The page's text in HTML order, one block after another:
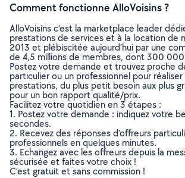
Comment fonctionne AlloVoisins ?
AlloVoisins c’est la marketplace leader
prestations de services et à la location de
2013 et plébiscitée aujourd’hui par une
de 4,5 millions de membres, dont 300
Postez votre demande et trouvez proche
particulier ou un professionnel pour
prestations, du plus petit besoin aux plus
pour un bon rapport qualité/prix.
Facilitez votre quotidien en 3 étapes :
1. Postez votre demande : indiquez votre
secondes.
2. Recevez des réponses d’offreurs
professionnels en quelques minutes.
3. Echangez avec les offreurs depuis la
sécurisée et faites votre choix !
C’est gratuit et sans commission !